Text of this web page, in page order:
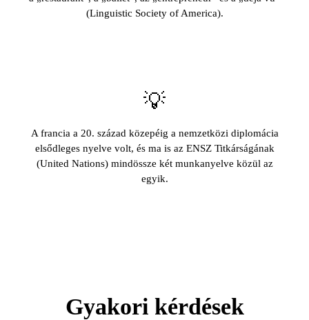
(Linguistic Society of America).
💡
A francia a 20. század közepéig a nemzetközi diplomácia
elsődleges nyelve volt, és ma is az ENSZ Titkárságának
(United Nations) mindössze két munkanyelve közül az
egyik.
Gyakori kérdések